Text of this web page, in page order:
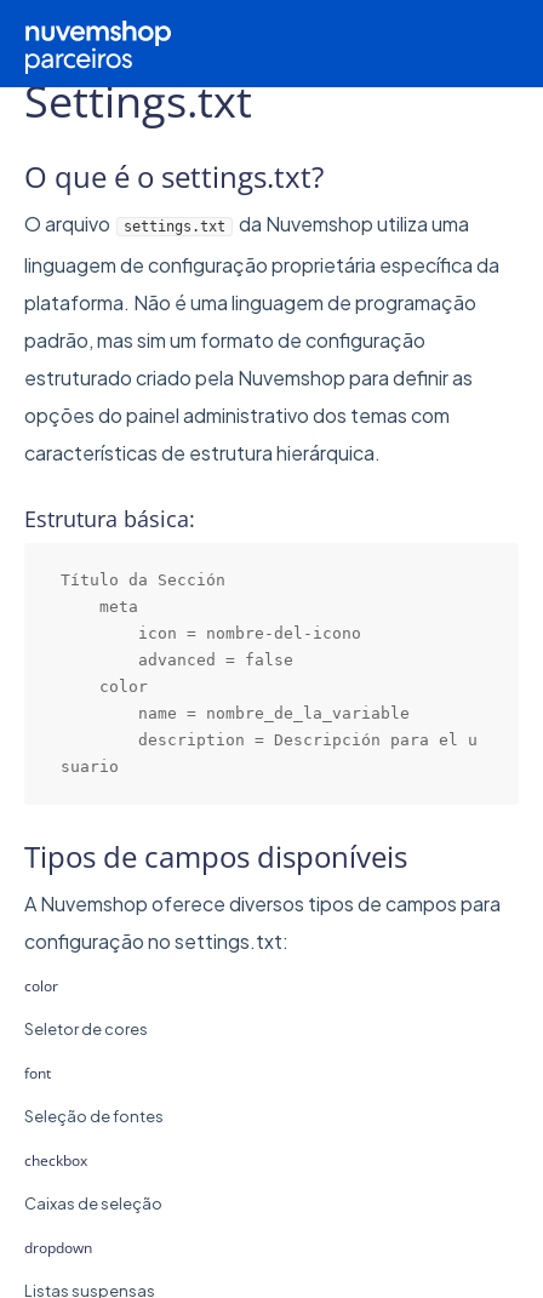
Home Funcionalidades e FAQs
Settings.txt
O que é o settings.txt?
O arquivo settings.txt
da Nuvemshop utiliza uma
linguagem de configuração proprietária específica da
plataforma. Não é uma linguagem de programação
padrão, mas sim um formato de configuração
estruturado criado pela Nuvemshop para definir as
opções do painel administrativo dos temas com
características de estrutura hierárquica.
Estrutura básica:
Título da Sección
suario
Tipos de campos disponíveis
A Nuvemshop oferece diversos tipos de campos para
configuração no settings.txt:
color
Seletor de cores
font
Seleção de fontes
checkbox
Caixas de seleção
dropdown
Listas suspensas